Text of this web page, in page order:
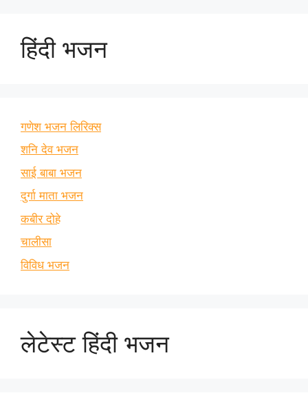
हिंदी भजन
गणेश भजन लिरिक्स
शनि देव भजन
साई बाबा भजन
दुर्गा माता भजन
कबीर दोहे
चालीसा
विविध भजन
लेटेस्ट हिंदी भजन